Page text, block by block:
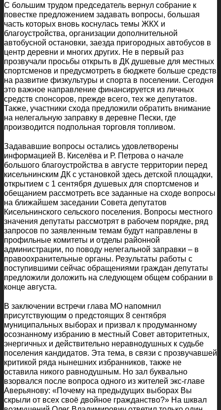
С большим трудом председатель вернул собрание к
повестке предложением задавать вопросы, большая
часть которых вновь коснулась темы ЖКХ и
благоустройства, организации дополнительной
автобусной остановки, заезда пригородных автобусов в
центр деревни и многих других. Не в первый раз
прозвучали просьбы открыть в ДК душевые для местных
спортсменов и предусмотреть в бюджете больше средств
на развитие физкультуры и спорта в поселении. Сегодня
это важное направление финансируется из личных
средств спонсоров, прежде всего, тех же депутатов.
Также, участники схода предложили обратить внимание
на нелегальную заправку в деревне Пески, где
производится подпольная торговля топливом.
Задававшие вопросы остались удовлетворены
информацией В. Киселёва и Р. Петрова о начале
большого благоустройства в августе территории перед
кисельнинским ДК с установкой здесь детской площадки,
открытием с 1 сентября душевых для спортсменов и
обещанием рассмотреть все заданные на сходе вопросы
на ближайшем заседании Совета депутатов
Кисельнинского сельского поселения. Вопросы местного
значения депутаты рассмотрят в рабочем порядке, ряд
запросов по заявленным темам будут направлены в
профильные комитеты и отделы районной
администрации, по поводу нелегальной заправки – в
правоохранительные органы. Результаты работы с
поступившими сейчас обращениями граждан депутаты
предложили доложить на следующем общем собрании в
конце августа.
В заключении встречи глава МО напомнил
присутствующим о предстоящих 8 сентября
муниципальных выборах и призвал к продуманному
осознанному избранию в местный Совет авторитетных,
энергичных и действительно неравнодушных к судьбе
поселения кандидатов. Эта тема, в связи с прозвучавшей
критикой ряда нынешних избранников, также не
оставила никого равнодушным. Но зал буквально
взорвался после вопроса одного из жителей экс-главе
Аверьянову: «Почему на предыдущих выборах Вы
скрыли от всех своё двойное гражданство?» На шквал